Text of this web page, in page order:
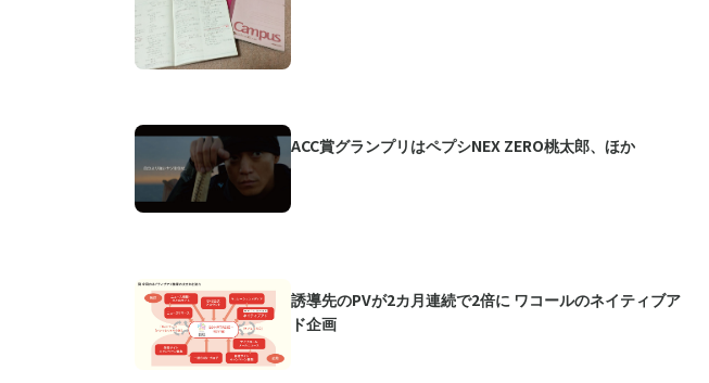
ACC賞グランプリはペプシNEX ZERO桃太郎、ほか
誘導先のPVが2カ月連続で2倍に ワコールのネイティブア
ド企画